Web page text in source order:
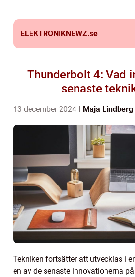
ELEKTRONIKNEWZ.se
Thunderbolt 4: Vad
senaste
13 december 2024 Maja Lindberg
Tekniken fortsätter att utvecklas i
en av de senaste innovationerna